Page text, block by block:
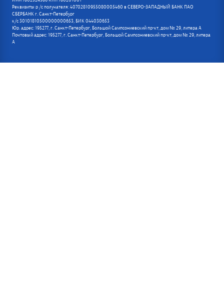
Реквизиты р /с получателя: 40702810955080005460 в СЕВЕРО-ЗАПАДНЫЙ БАНК ПАО
СБЕРБАНК г. Санкт-Петербург
к/с 30101810500000000653, БИК 044030653
Юр. адрес: 195277, г. Санкт-Петербург, Большой Сампсониевский пр-кт, дом № 29, литера А
Почтовый адрес: 195277, г. Санкт-Петербург, Большой Сампсониевский пр-кт, дом № 29, литера
А